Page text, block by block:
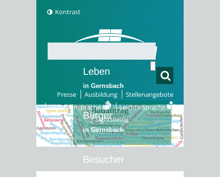
Kontrast
Presse Ausbildung
Stellenangebote
Gebärdensprache
Leichte Sprache
Sightseeing
Leben
in Gernsbach
Bürger
in Gernsbach
Besucher